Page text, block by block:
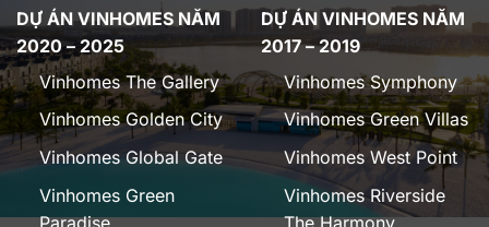
DỰ ÁN VINHOMES NĂM
2020 – 2025
Vinhomes The Gallery
Vinhomes Golden City
Vinhomes Global Gate
Vinhomes Green
Paradise
DỰ ÁN VINHOMES NĂM
2017 – 2019
Vinhomes Symphony
Vinhomes Green Villas
Vinhomes West Point
Vinhomes Riverside
The Harmony